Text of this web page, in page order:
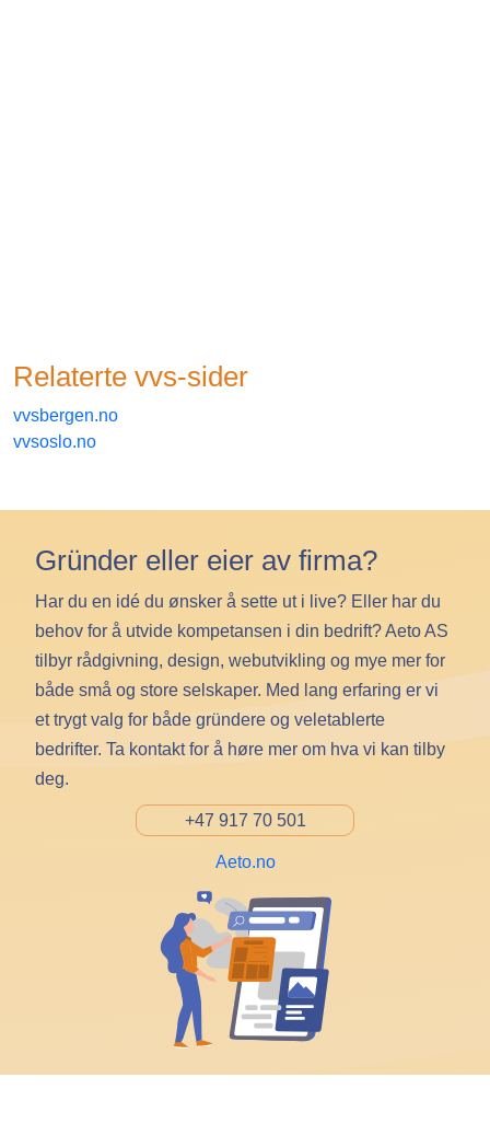
Relaterte vvs-sider
vvsbergen.no
vvsoslo.no
Gründer eller eier av firma?
Har du en idé du ønsker å sette ut i live? Eller har du
behov for å utvide kompetansen i din bedrift? Aeto AS
tilbyr rådgivning, design, webutvikling og mye mer for
både små og store selskaper. Med lang erfaring er vi
et trygt valg for både gründere og veletablerte
bedrifter. Ta kontakt for å høre mer om hva vi kan tilby
deg.
+47 917 70 501
Aeto.no